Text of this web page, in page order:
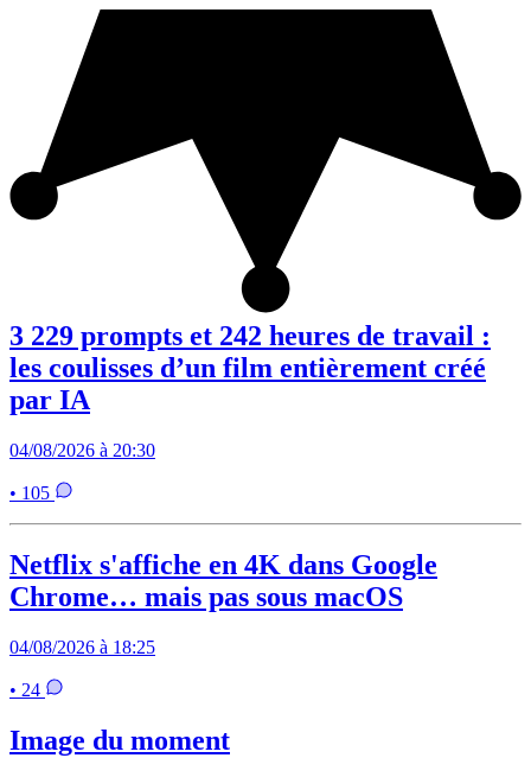
3 229 prompts et 242 heures de travail :
les coulisses d’un film entièrement créé
par IA
04/08/2026 à 20:30
• 105
Netflix s'affiche en 4K dans Google
Chrome… mais pas sous macOS
04/08/2026 à 18:25
• 24
Image du moment